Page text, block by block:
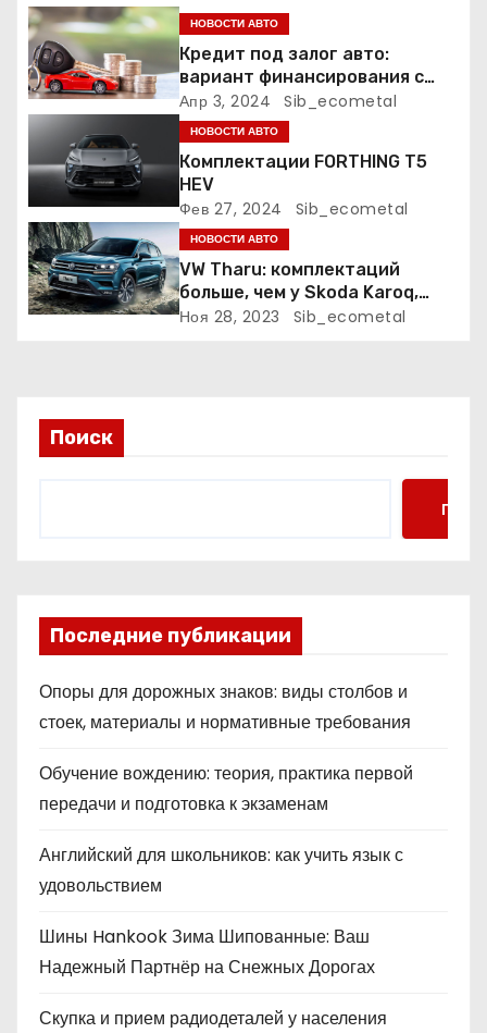
о
з
а
п
и
с
я
НОВОСТИ АВТО
Кредит под залог авто:
вариант финансирования с
меньшими рисками
Апр 3, 2024 Sib_ecometal
НОВОСТИ АВТО
Комплектации FORTHING T5
HEV
Фев 27, 2024 Sib_ecometal
НОВОСТИ АВТО
VW Tharu: комплектаций
больше, чем у Skoda Karoq,
цены – выше. Оба кросса
Ноя 28, 2023 Sib_ecometal
Поиск
Поиск
Последние публикации
Опоры для дорожных знаков: виды столбов и
стоек, материалы и нормативные требования
Обучение вождению: теория, практика первой
передачи и подготовка к экзаменам
Английский для школьников: как учить язык с
удовольствием
Шины Hankook Зима Шипованные: Ваш
Надежный Партнёр на Снежных Дорогах
Скупка и прием радиодеталей у населения